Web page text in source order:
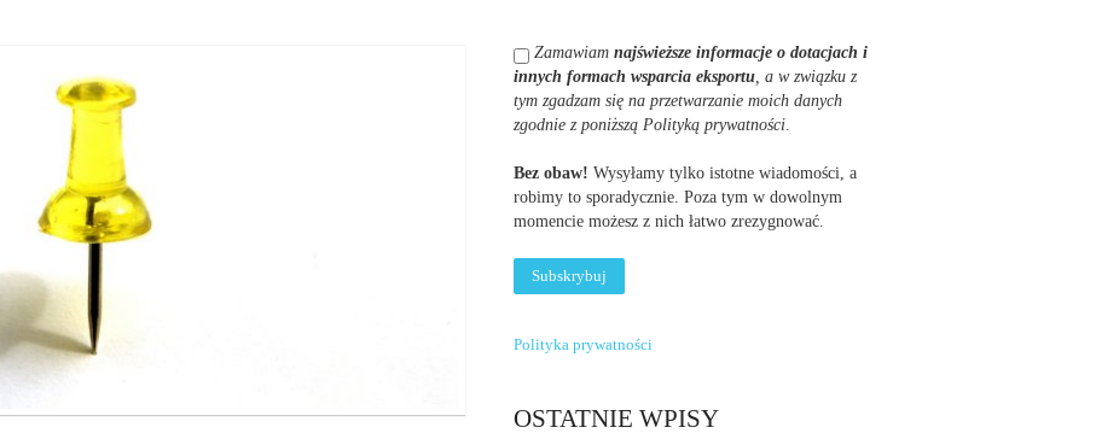
Zamawiam najświeższe informacje o dotacjach i
innych formach wsparcia eksportu, a w związku z
tym zgadzam się na przetwarzanie moich danych
zgodnie z poniższą Polityką prywatności.
Bez obaw! Wysyłamy tylko istotne wiadomości, a
robimy to sporadycznie. Poza tym w dowolnym
momencie możesz z nich łatwo zrezygnować.
Polityka prywatności
OSTATNIE WPISY